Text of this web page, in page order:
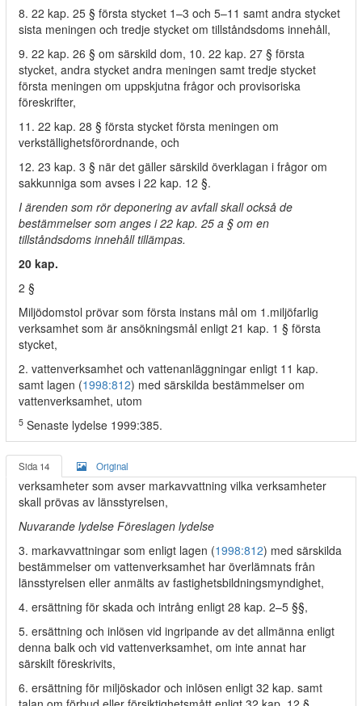
8. 22 kap. 25 § första stycket 1–3 och 5–11 samt andra stycket
sista meningen och tredje stycket om tillståndsdoms innehåll,
9. 22 kap. 26 § om särskild dom, 10. 22 kap. 27 § första
stycket, andra stycket andra meningen samt tredje stycket
första meningen om uppskjutna frågor och provisoriska
föreskrifter,
11. 22 kap. 28 § första stycket första meningen om
verkställighetsförordnande, och
12. 23 kap. 3 § när det gäller särskild överklagan i frågor om
sakkunniga som avses i 22 kap. 12 §.
I ärenden som rör deponering av avfall skall också de
bestämmelser som anges i 22 kap. 25 a § om en
tillståndsdoms innehåll tillämpas.
20 kap.
2 §
Miljödomstol prövar som första instans mål om 1.miljöfarlig
verksamhet som är ansökningsmål enligt 21 kap. 1 § första
stycket,
2. vattenverksamhet och vattenanläggningar enligt 11 kap.
samt lagen (1998:812) med särskilda bestämmelser om
vattenverksamhet, utom
5 Senaste lydelse 1999:385.
Sida 14 Original
verksamheter som avser markavvattning vilka verksamheter
skall prövas av länsstyrelsen,
Nuvarande lydelse Föreslagen lydelse
3. markavvattningar som enligt lagen (1998:812) med särskilda
bestämmelser om vattenverksamhet har överlämnats från
länsstyrelsen eller anmälts av fastighetsbildningsmyndighet,
4. ersättning för skada och intrång enligt 28 kap. 2–5 §§,
5. ersättning och inlösen vid ingripande av det allmänna enligt
denna balk och vid vattenverksamhet, om inte annat har
särskilt föreskrivits,
6. ersättning för miljöskador och inlösen enligt 32 kap. samt